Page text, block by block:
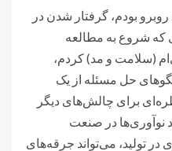
بودم، گرفتار شدن در
که شروع به مطالعه
(سلامت و مد) کردم،
حل مسئله از یک
برای چالش‌های دیگر
نوآوری‌ها در صنعت
در تولید، می‌تواند جرقه‌های